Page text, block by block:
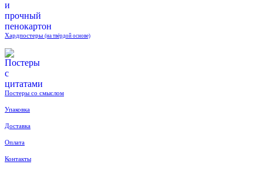
Хардпостеры (на твёрдой основе)
Постеры со смыслом
Упаковка
Доставка
Оплата
Контакты